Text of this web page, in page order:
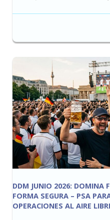
DDM JUNIO 2026: DOMINA
FORMA SEGURA – PSA
OPERACIONES AL AIRE